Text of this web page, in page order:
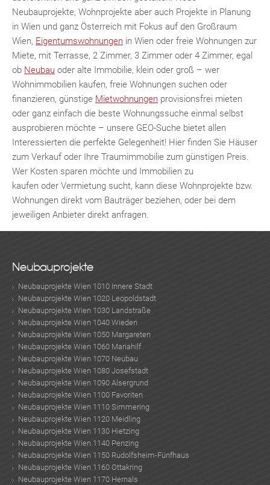
n
Neubauprojekte, Wohnprojekte aber auch Projekte in Planung
in Wien und ganz Österreich mit Fokus auf den Großraum
Wien, Eigentumswohnungen in Wien oder freie Wohnungen zur
Miete, mit Terrasse, 2 Zimmer, 3 Zimmer oder 4 Zimmer, egal
ob Neubau oder alte Immobilie, klein oder groß – wer
Wohnimmobilien kaufen, freie Wohnungen suchen oder
finanzieren, günstige Mietwohnungen provisionsfrei mieten
oder ganz einfach die beste Wohnungssuche einmal selbst
ausprobieren möchte – unsere GEO-Suche bietet allen
Interessierten die perfekte Gelegenheit! Hier finden Sie Häuser
zum Verkauf oder Ihre Traumimmobilie zum günstigen Preis.
Wer Kosten sparen möchte und Immobilien zu
kaufen oder Vermietung sucht, kann diese Wohnprojekte bzw.
Wohnungen direkt vom Bauträger beziehen, oder bei dem
jeweiligen Anbieter direkt anfragen.
Neubauprojekte
Neubauprojekte Wien 1010 Innere Stadt
Neubauprojekte Wien 1020 Leopoldstadt
Neubauprojekte Wien 1030 Landstraße
Neubauprojekte Wien 1040 Wieden
Neubauprojekte Wien 1050 Margareten
Neubauprojekte Wien 1060 Mariahilf
Neubauprojekte Wien 1070 Neubau
Neubauprojekte Wien 1080 Josefstadt
Neubauprojekte Wien 1090 Alsergrund
Neubauprojekte Wien 1100 Favoriten
Neubauprojekte Wien 1110 Simmering
Neubauprojekte Wien 1120 Meidling
Neubauprojekte Wien 1130 Hietzing
Neubauprojekte Wien 1140 Penzing
Neubauprojekte Wien 1150 Rudolfsheim-Fünfhaus
Neubauprojekte Wien 1160 Ottakring
Neubauprojekte Wien 1170 Hernals